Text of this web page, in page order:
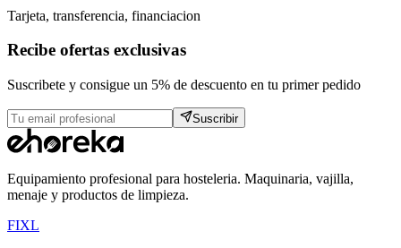
Tarjeta, transferencia, financiacion
Recibe ofertas exclusivas
Suscribete y consigue un 5% de descuento en tu primer pedido
Suscribir
Equipamiento profesional para hosteleria. Maquinaria, vajilla,
menaje y productos de limpieza.
FIXL